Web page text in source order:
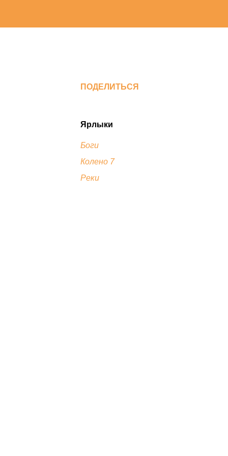
ПОДЕЛИТЬСЯ
Ярлыки
Боги
Колено 7
Реки